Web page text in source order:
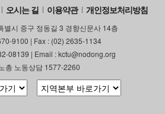
오시는 길 이용약관 개인정보처리방침
별시 중구 정동길 3 경향신문사 14층
9100 | Fax : (02) 2635-1134
08139 | Email : kctu@nodong.org
총 노동상담 1577-2260